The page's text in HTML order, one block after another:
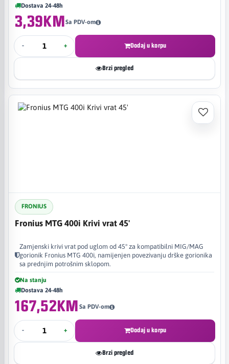
Dostava 24-48h
3,39KMSa PDV-om
- + Dodaj u korpu
Brzi pregled
FRONIUS
Fronius MTG 400i Krivi vrat 45'
Zamjenski krivi vrat pod uglom od 45° za kompatibilni MIG/MAG
gorionik Fronius MTG 400i, namijenjen povezivanju drške gorionika
sa prednjim potrošnim sklopom.
Na stanju
Dostava 24-48h
167,52KM Sa PDV-om
- + Dodaj u korpu
Brzi pregled